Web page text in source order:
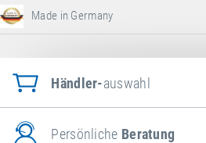
Made in Germany
Händler-auswahl
Persönliche Beratung